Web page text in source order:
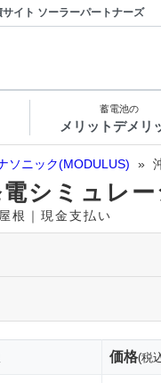
イト ソーラーパートナーズ
蓄電池の
メリットデメリ
ソニック(MODULUS) »
シミュレ
根｜現金支払い
価格(税